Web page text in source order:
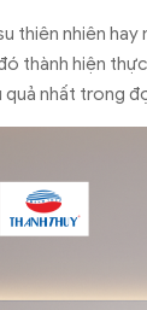
thiên nhiên
thành hiện
nhất trong